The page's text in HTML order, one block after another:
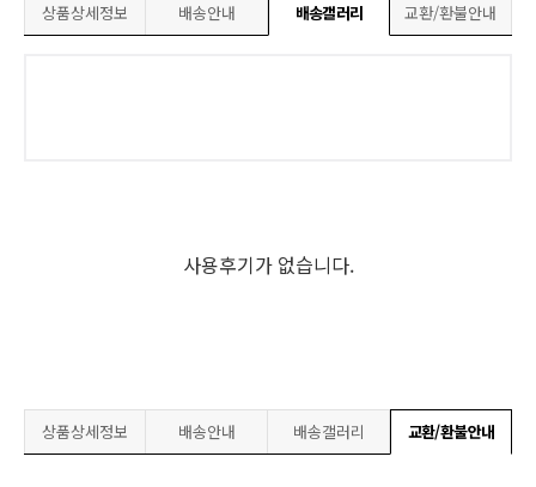
상품상세정보 배송안내 배송갤러리 교환/환불안내
사용후기가 없습니다.
상품상세정보 배송안내 배송갤러리 교환/환불안내